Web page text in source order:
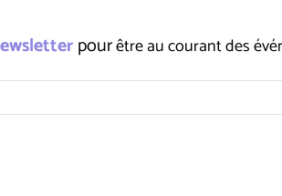
pourêtre au courant des